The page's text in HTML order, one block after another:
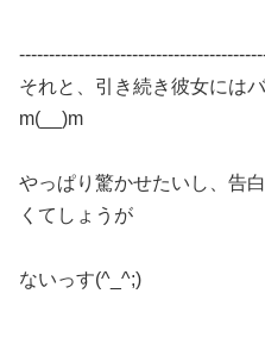
それと、引き続き彼女には
m(__)m
やっぱり驚かせたいし、告
くてしょうが
ないっす(^_^;)